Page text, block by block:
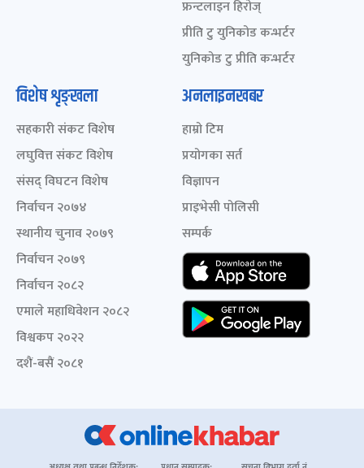
फ्रन्टलाइन हिरोज्
प्रीति टु युनिकोड कन्भर्टर
युनिकोड टु प्रीति कन्भर्टर
विशेष शृङ्खला
सहकारी संकट विशेष
लघुवित्त संकट विशेष
संसद् विघटन विशेष
निर्वाचन २०७४
स्थानीय चुनाव २०७९
निर्वाचन २०७९
निर्वाचन २०८२
एमाले महाधिवेशन २०८२
विश्वकप २०२२
दशैं-बसैं २०८१
अनलाइनखबर
हाम्रो टिम
प्रयोगका सर्त
विज्ञापन
प्राइभेसी पोलिसी
सम्पर्क